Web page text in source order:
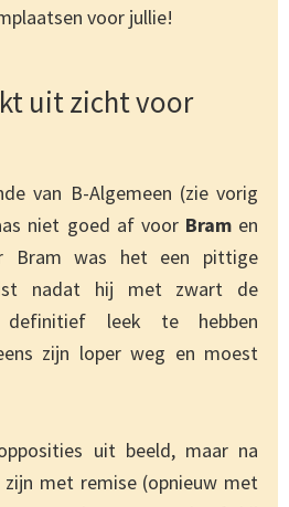
voor jullie!
uit zicht voor
van B-Algemeen (zie vorig
niet goed af voorBramen
Bram was het een pittige
nadat hij met zwart de
definitief leek te hebben
zijn loper weg en moest
uit beeld, maar na
met remise (opnieuw met